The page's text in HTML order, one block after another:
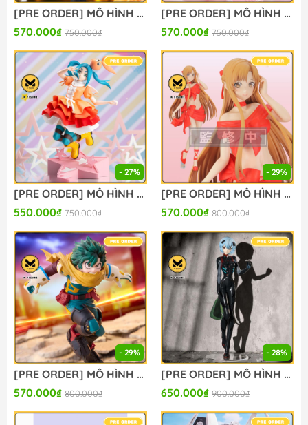
[PRE ORDER] MÔ HÌNH Seitokai ni mo Ana wa Aru! - Kotobuki Hisako - BiCute Bunnies (FuRyu) FIGURE CHÍNH HÃNG
570.000₫ 750.000₫
[PRE ORDER] MÔ HÌNH To Aru Kagaku no Railgun - Misaka Mikoto - Moflock - Fluffy Bunny Ver. (Taito) FIGURE CHÍNH HÃNG
570.000₫ 750.000₫
- 27%
[PRE ORDER] MÔ HÌNH Monogatari Series - Ononoki Yotsugi - XStellar (Sega Fave) FIGURE CHÍNH HÃNG
550.000₫ 750.000₫
- 29%
[PRE ORDER] MÔ HÌNH Sword Art Online - Asuna - BiCute Ribbons (FuRyu) FIGURE CHÍNH HÃNG
570.000₫ 800.000₫
- 29%
[PRE ORDER] MÔ HÌNH Boku no Hero Academia The Movie: You're Next - Midoriya Izuku (FuRyu) FIGURE CHÍNH HÃNG
570.000₫ 800.000₫
- 28%
[PRE ORDER] MÔ HÌNH Evangelion Shin Gekijouban - Ayanami Rei (Tentative Name) - Figurizm Alpha - Plugsuit Ver. (Sega Fave) FIGURE CHÍNH HÃNG
650.000₫ 900.000₫